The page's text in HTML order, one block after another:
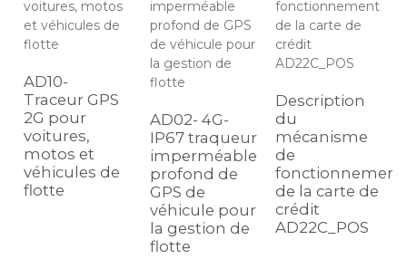
AD10-
Traceur GPS
2G pour
voitures,
motos et
véhicules de
flotte
AD02- 4G-
IP67 traqueur
imperméable
profond de
GPS de
véhicule pour
la gestion de
flotte
Description
du
mécanisme
de
fonctionnement
de la carte de
crédit
AD22C_POS